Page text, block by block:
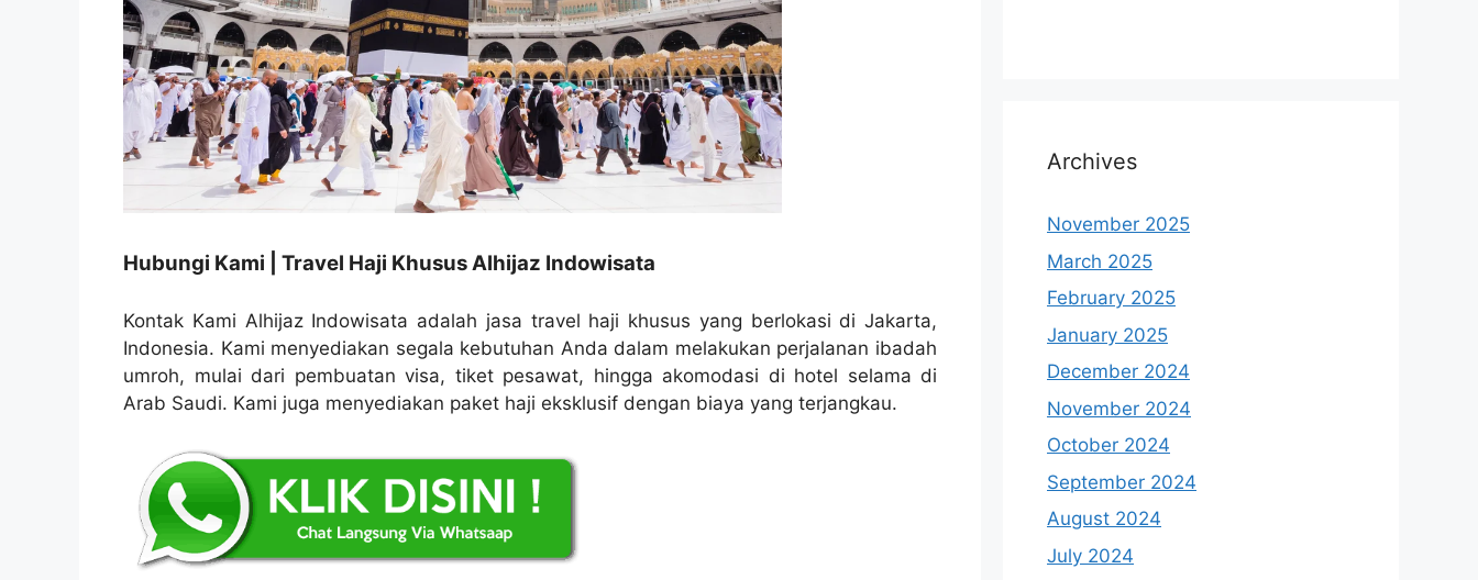
Hubungi Kami | Travel Haji Khusus Alhijaz Indowisata
Kontak Kami Alhijaz Indowisata adalah jasa travel haji khusus yang berlokasi di Jakarta,
Indonesia. Kami menyediakan segala kebutuhan Anda dalam melakukan perjalanan ibadah
umroh, mulai dari pembuatan visa, tiket pesawat, hingga akomodasi di hotel selama di
Arab Saudi. Kami juga menyediakan paket haji eksklusif dengan biaya yang terjangkau.
Archives
November 2025
March 2025
February 2025
January 2025
December 2024
November 2024
October 2024
September 2024
August 2024
July 2024